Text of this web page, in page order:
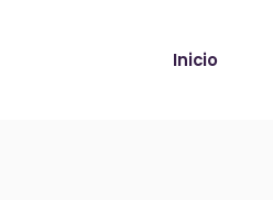
Inicio